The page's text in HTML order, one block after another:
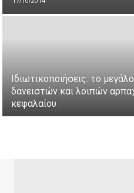
Ιδιωτικοποιήσεις: το
δανειστών και λοιπών
κεφαλαίου